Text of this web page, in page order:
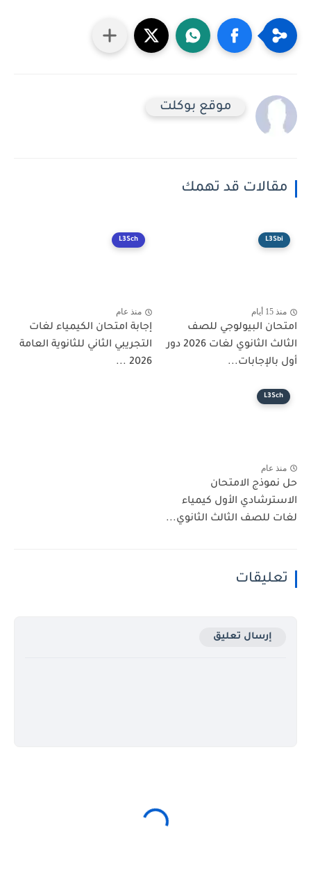
موقع بوكلت
مقالات قد تهمك
L3Sbi
منذ 15 أيام
امتحان البيولوجي للصف
الثالث الثانوي لغات 2026 دور
أول بالإجابات...
L3Sch
منذ عام
إجابة امتحان الكيمياء لغات
التجريبي الثاني للثانوية العامة
2026 ...
L3Sch
منذ عام
حل نموذج الامتحان
الاسترشادي الأول كيمياء
لغات للصف الثالث الثانوي...
تعليقات
إرسال تعليق